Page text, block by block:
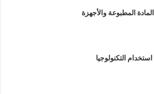
المادة المطبوعة والأجهزة
استخدام التكنولوجيا